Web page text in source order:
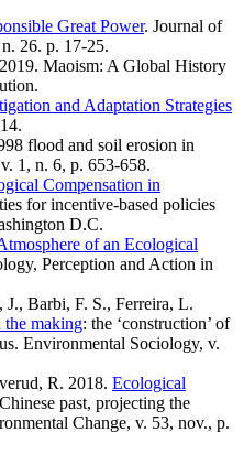
Great Power. Journal of
26. p. 17-25.
Maoism: A Global History
and Adaptation Strategies
flood and soil erosion in
1, n. 6, p. 653-658.
Compensation in
for incentive-based policies
D.C.
of an Ecological
Perception and Action in
Barbi, F. S., Ferreira, L.
making: the ‘construction’ of
Environmental Sociology, v.
R. 2018. Ecological
past, projecting the
Change, v. 53, nov., p.